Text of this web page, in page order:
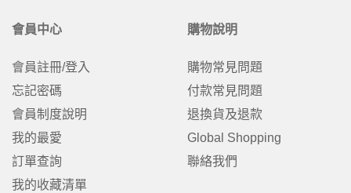
會員中心
會員註冊/登入
忘記密碼
會員制度說明
我的最愛
訂單查詢
我的收藏清單
購物說明
購物常見問題
付款常見問題
退換貨及退款
Global Shopping
聯絡我們